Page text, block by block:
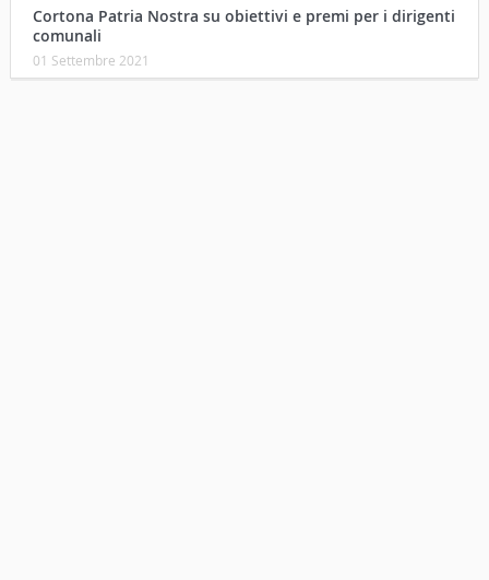
Cortona Patria Nostra su obiettivi e premi per i dirigenti
comunali
01 Settembre 2021